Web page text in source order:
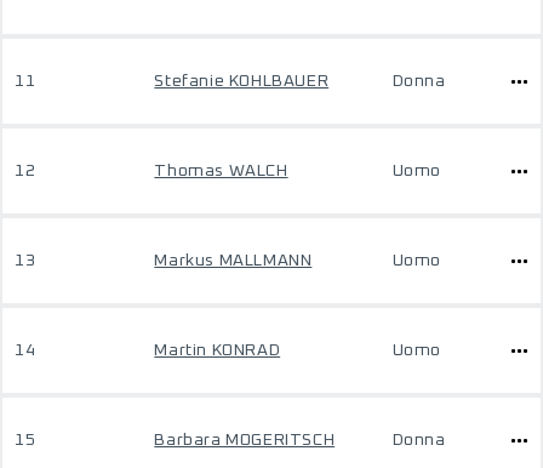
11 Stefanie KOHLBAUER Donna
12 Thomas WALCH Uomo
13 Markus MALLMANN Uomo
14 Martin KONRAD Uomo
15 Barbara MOGERITSCH Donna